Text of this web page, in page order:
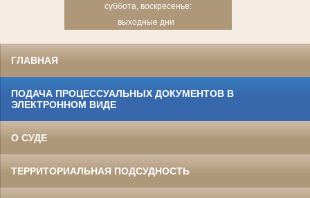
суббота, воскресенье:
выходные дни
ГЛАВНАЯ
ПОДАЧА ПРОЦЕССУАЛЬНЫХ ДОКУМЕНТОВ В
ЭЛЕКТРОННОМ ВИДЕ
О СУДЕ
ТЕРРИТОРИАЛЬНАЯ ПОДСУДНОСТЬ